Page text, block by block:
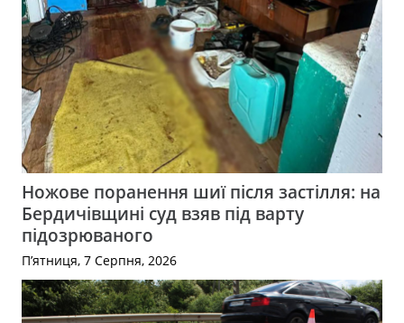
Ножове поранення шиї після застілля: на
Бердичівщині суд взяв під варту
підозрюваного
П’ятниця, 7 Серпня, 2026